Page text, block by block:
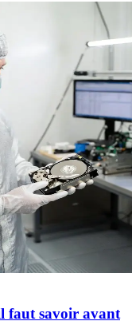
faut savoir avant